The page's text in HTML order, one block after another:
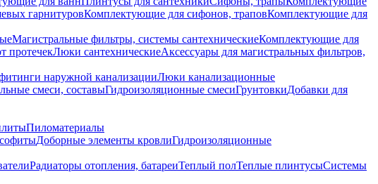
гарнитуровКомплектующие для сифонов, траповКомплектующие для
Магистральные фильтры, системы сантехническиеКомплектующие для
протечекЛюки сантехническиеАксессуары для магистральных фильтров,
наружной канализацииЛюки канализационные
смеси, составыГидроизоляционные смесиГрунтовкиДобавки для
Пиломатериалы
Доборные элементы кровлиГидроизоляционные
Радиаторы отопления, батареиТеплый полТеплые плинтусыСистемы